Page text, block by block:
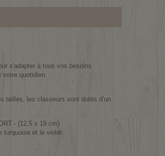
s'adapter à tous vos besoins
votre quotidien.
tailles, les classeurs sont dotés d’un
- (12,5 x 19 cm)
turquoise et le violet.